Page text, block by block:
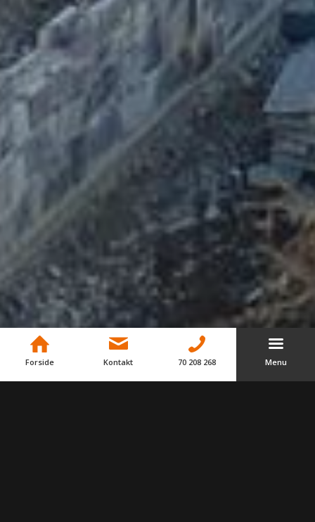
Forside Kontakt 70 208 268 Menu